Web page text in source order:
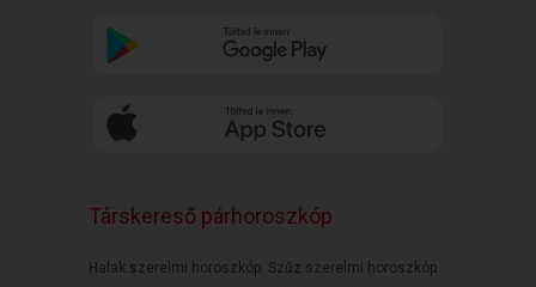
Társkereső párhoroszkóp
Halak szerelmi horoszkóp Szűz szerelmi horoszkóp